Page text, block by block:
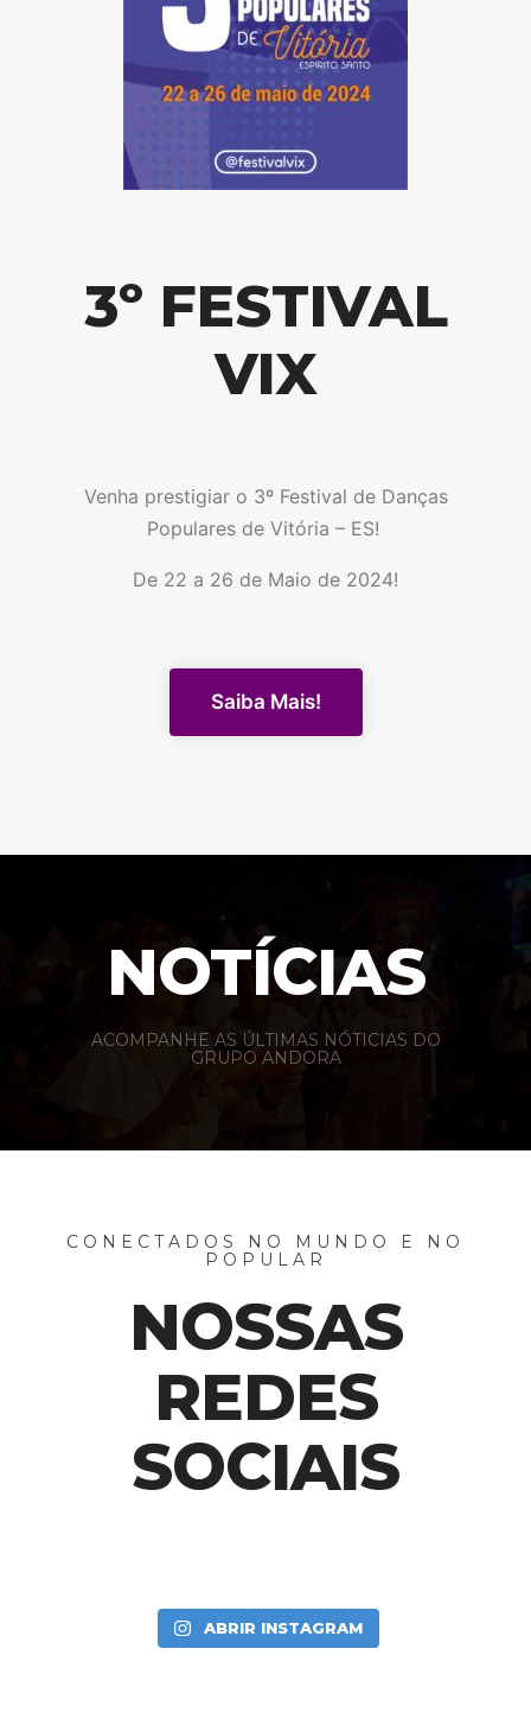
3º FESTIVAL
VIX
Venha prestigiar o 3º Festival de Danças
Populares de Vitória – ES!
De 22 a 26 de Maio de 2024!
Saiba Mais!
NOTÍCIAS
ACOMPANHE AS ÚLTIMAS NÓTICIAS DO
GRUPO ANDORA
CONECTADOS NO MUNDO E NO
POPULAR
NOSSAS
REDES
SOCIAIS
ABRIR INSTAGRAM